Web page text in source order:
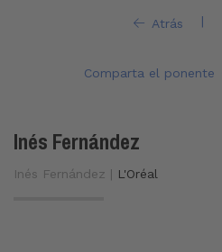
Atrás |
Comparta el ponente
Inés Fernández
Inés Fernández | L'Oréal